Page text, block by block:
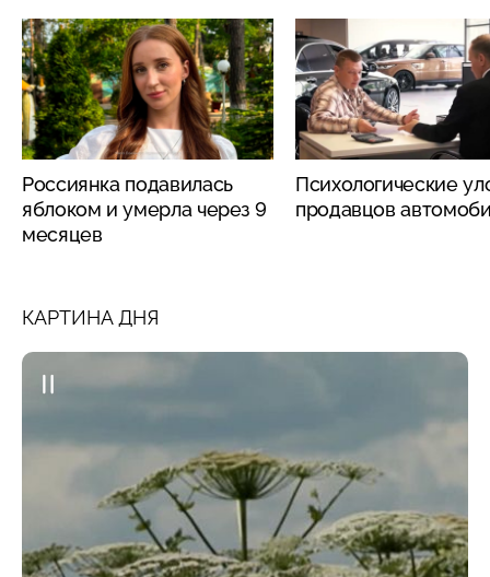
Россиянка подавилась
яблоком и умерла через 9
месяцев
Психологические
продавцов
КАРТИНА ДНЯ